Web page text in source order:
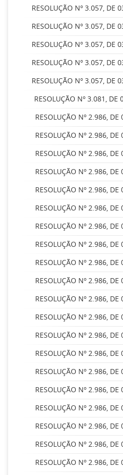
RESOLUÇÃO Nº 3.057, DE
RESOLUÇÃO Nº 3.057, DE
RESOLUÇÃO Nº 3.057, DE
RESOLUÇÃO Nº 3.057, DE
RESOLUÇÃO Nº 3.057, DE
RESOLUÇÃO Nº 3.081, DE
RESOLUÇÃO Nº 2.986,
RESOLUÇÃO Nº 2.986,
RESOLUÇÃO Nº 2.986,
RESOLUÇÃO Nº 2.986,
RESOLUÇÃO Nº 2.986,
RESOLUÇÃO Nº 2.986,
RESOLUÇÃO Nº 2.986,
RESOLUÇÃO Nº 2.986,
RESOLUÇÃO Nº 2.986,
RESOLUÇÃO Nº 2.986,
RESOLUÇÃO Nº 2.986,
RESOLUÇÃO Nº 2.986,
RESOLUÇÃO Nº 2.986,
RESOLUÇÃO Nº 2.986,
RESOLUÇÃO Nº 2.986,
RESOLUÇÃO Nº 2.986,
RESOLUÇÃO Nº 2.986,
RESOLUÇÃO Nº 2.986,
RESOLUÇÃO Nº 2.986,
RESOLUÇÃO Nº 2.986,